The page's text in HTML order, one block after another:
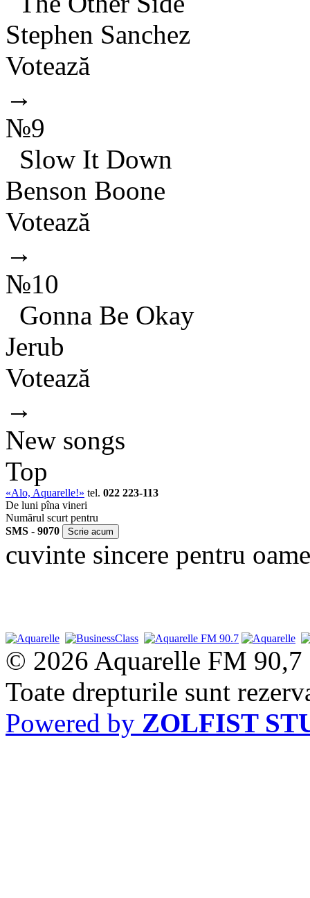
Stephen Sanchez
Votează
→
№9
Slow It Down
Benson Boone
Votează
→
№10
Gonna Be Okay
Jerub
Votează
→
New songs
Top
«Alo, Aquarelle!» tel. 022 223-113
De luni pîna vineri
Numărul scurt pentru
SMS - 9070
cuvinte sincere pentru
© 2026 Aquarelle FM 90,7
Toate drepturile sunt
Powered by ZOLFIST